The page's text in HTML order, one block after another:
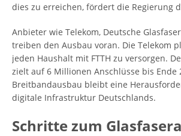
dies zu erreichen, fördert die Regierung
Anbieter wie Telekom, Deutsche
treiben den Ausbau voran. Die Telekom
jeden Haushalt mit FTTH zu versorgen.
zielt auf 6 Millionen Anschlüsse bis Ende
Breitbandausbau bleibt eine
digitale Infrastruktur Deutschlands.
Schritte zum